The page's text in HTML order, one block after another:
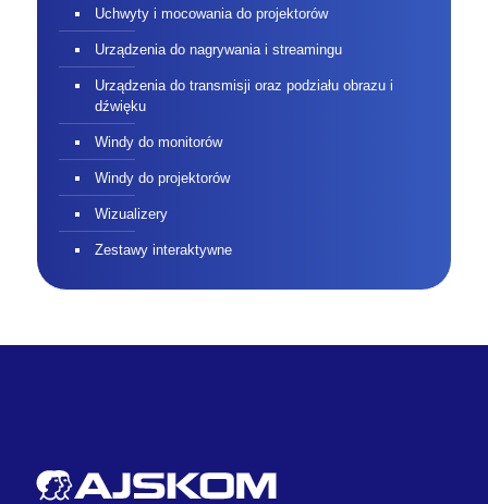
Uchwyty i mocowania do projektorów
Urządzenia do nagrywania i streamingu
Urządzenia do transmisji oraz podziału obrazu i
dźwięku
Windy do monitorów
Windy do projektorów
Wizualizery
Zestawy interaktywne